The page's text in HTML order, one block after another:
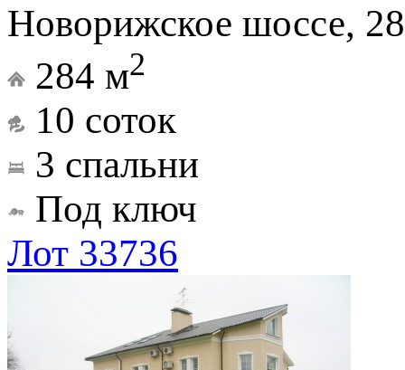
Новорижское шоссе,
284 м2
10 соток
3 спальни
Под ключ
Лот 33736